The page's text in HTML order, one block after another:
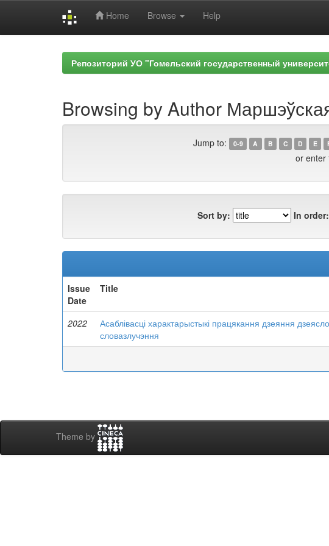
Home Browse Help
Репозиторий УО "Гомельский государственный
Browsing by Author
Jump to: 0-9 A B C D E
or enter
Sort by: In order:
Issue
Date
Title
2022
Асаблівасці характарыстыкі працякання дзеяння
словазлучэння
Theme by